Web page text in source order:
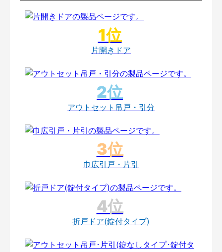
片開きドア
アウトセット吊戸・引分
巾広引戸・片引
折戸ドア(錠付タイプ)